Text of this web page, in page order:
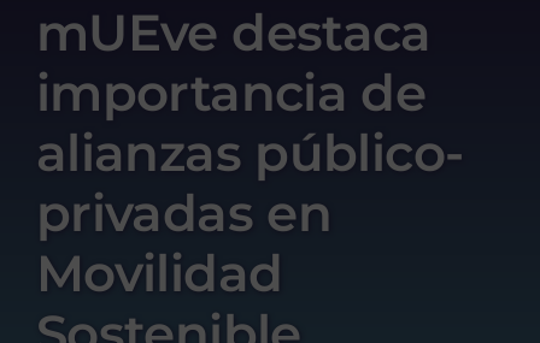
Transparencia
Servicios / Programas
Comunicación
Contacto
mUEve destaca
importancia de
alianzas público-
privadas en
Movilidad